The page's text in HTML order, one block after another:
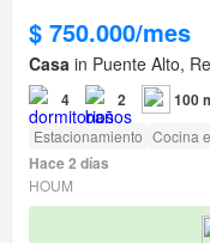
$ 750.000/mes
Casa in Puente Alto,
4 2 100
Estacionamiento Cocina
Hace 2 días
HOUM